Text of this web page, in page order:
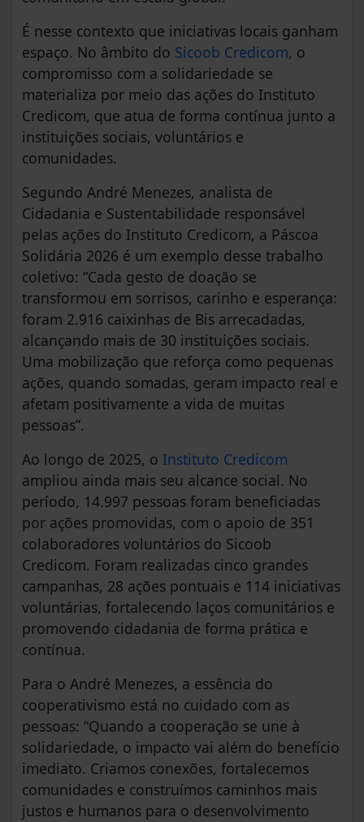
É nesse contexto que iniciativas locais ganham
espaço. No âmbito do Sicoob Credicom, o
compromisso com a solidariedade se
materializa por meio das ações do Instituto
Credicom, que atua de forma contínua junto a
instituições sociais, voluntários e
comunidades.
Segundo André Menezes, analista de
Cidadania e Sustentabilidade responsável
pelas ações do Instituto Credicom, a Páscoa
Solidária 2026 é um exemplo desse trabalho
coletivo: “Cada gesto de doação se
transformou em sorrisos, carinho e esperança:
foram 2.916 caixinhas de Bis arrecadadas,
alcançando mais de 30 instituições sociais.
Uma mobilização que reforça como pequenas
ações, quando somadas, geram impacto real e
afetam positivamente a vida de muitas
pessoas”.
Ao longo de 2025, o Instituto Credicom
ampliou ainda mais seu alcance social. No
período, 14.997 pessoas foram beneficiadas
por ações promovidas, com o apoio de 351
colaboradores voluntários do Sicoob
Credicom. Foram realizadas cinco grandes
campanhas, 28 ações pontuais e 114 iniciativas
voluntárias, fortalecendo laços comunitários e
promovendo cidadania de forma prática e
contínua.
Para o André Menezes, a essência do
cooperativismo está no cuidado com as
pessoas: “Quando a cooperação se une à
solidariedade, o impacto vai além do benefício
imediato. Criamos conexões, fortalecemos
comunidades e construímos caminhos mais
justos e humanos para o desenvolvimento